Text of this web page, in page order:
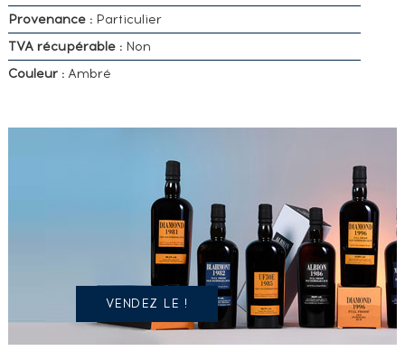
Provenance :Particulier
TVA récupérable :Non
Couleur :Ambré
POSSÉDEZ
SPIRITUEUX
IDENTIQUE
VENDEZ LE !